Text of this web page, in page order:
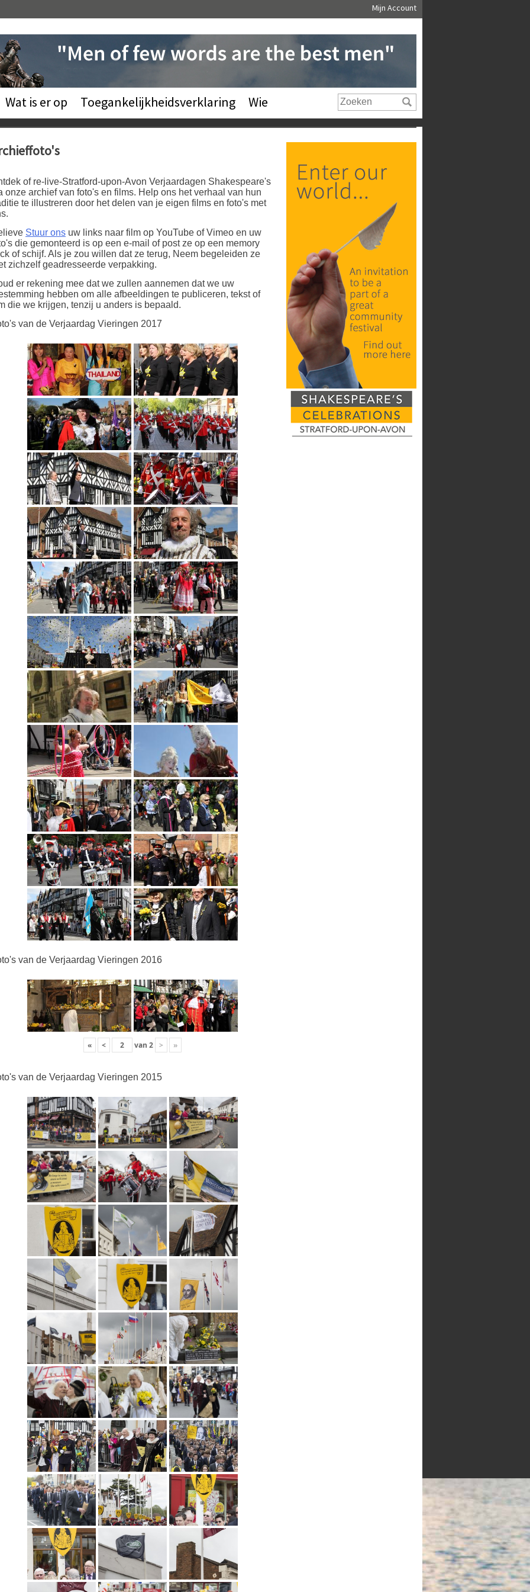
Mijn Account
Wat is er op Toegankelijkheidsverklaring Wie
of re-live-Stratford-upon-Avon Verjaardagen Shakespeare's
onze archief van foto's en films. Help ons het verhaal van hun
te illustreren door het delen van je eigen films en foto's met
Stuur ons uw links naar film op YouTube of Vimeo en uw
die gemonteerd is op een e-mail of post ze op een memory
of schijf. Als je zou willen dat ze terug, Neem begeleiden ze
zichzelf geadresseerde verpakking.
er rekening mee dat we zullen aannemen dat we uw
hebben om alle afbeeldingen te publiceren, tekst of
die we krijgen, tenzij u anders is bepaald.
van de Verjaardag Vieringen 2017
van de Verjaardag Vieringen 2016
« < van 2 > »
van de Verjaardag Vieringen 2015